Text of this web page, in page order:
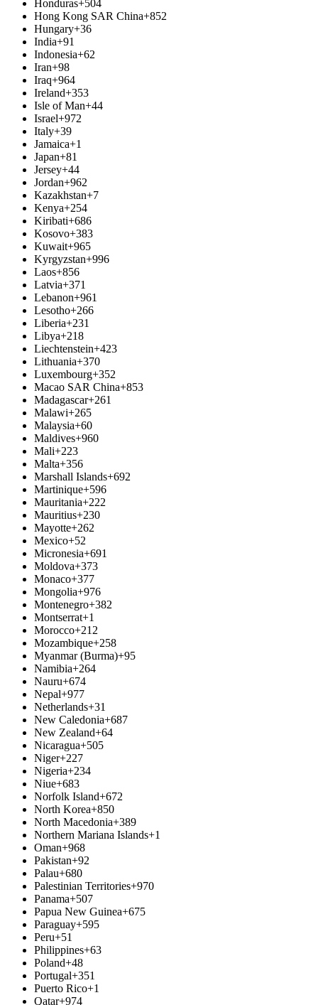
Honduras+504
Hong Kong SAR China+852
Hungary+36
India+91
Indonesia+62
Iran+98
Iraq+964
Ireland+353
Isle of Man+44
Israel+972
Italy+39
Jamaica+1
Japan+81
Jersey+44
Jordan+962
Kazakhstan+7
Kenya+254
Kiribati+686
Kosovo+383
Kuwait+965
Kyrgyzstan+996
Laos+856
Latvia+371
Lebanon+961
Lesotho+266
Liberia+231
Libya+218
Liechtenstein+423
Lithuania+370
Luxembourg+352
Macao SAR China+853
Madagascar+261
Malawi+265
Malaysia+60
Maldives+960
Mali+223
Malta+356
Marshall Islands+692
Martinique+596
Mauritania+222
Mauritius+230
Mayotte+262
Mexico+52
Micronesia+691
Moldova+373
Monaco+377
Mongolia+976
Montenegro+382
Montserrat+1
Morocco+212
Mozambique+258
Myanmar (Burma)+95
Namibia+264
Nauru+674
Nepal+977
Netherlands+31
New Caledonia+687
New Zealand+64
Nicaragua+505
Niger+227
Nigeria+234
Niue+683
Norfolk Island+672
North Korea+850
North Macedonia+389
Northern Mariana Islands+1
Oman+968
Pakistan+92
Palau+680
Palestinian Territories+970
Panama+507
Papua New Guinea+675
Paraguay+595
Peru+51
Philippines+63
Poland+48
Portugal+351
Puerto Rico+1
Qatar+974